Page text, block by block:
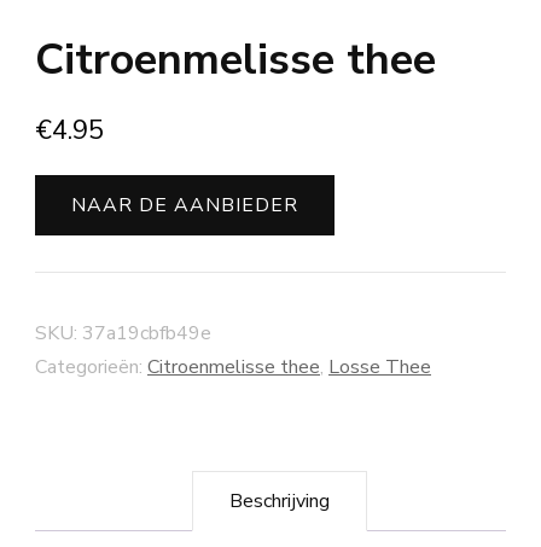
Citroenmelisse thee
€4.95
NAAR DE AANBIEDER
SKU: 37a19cbfb49e
Categorieën: Citroenmelisse thee, Losse Thee
Beschrijving